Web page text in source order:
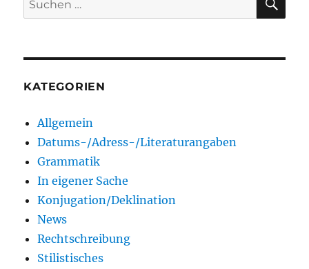
nach:
KATEGORIEN
Allgemein
Datums-/Adress-/Literaturangaben
Grammatik
In eigener Sache
Konjugation/Deklination
News
Rechtschreibung
Stilistisches